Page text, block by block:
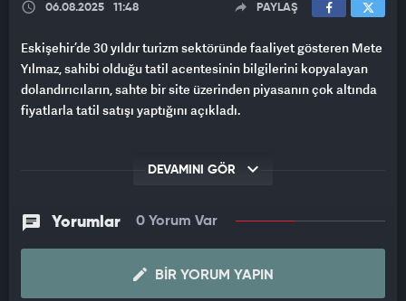
06.08.2025 11:48 PAYLAŞ
Eskişehir’de 30 yıldır turizm sektöründe faaliyet gösteren Mete
Yılmaz, sahibi olduğu tatil acentesinin bilgilerini kopyalayan
dolandırıcıların, sahte bir site üzerinden piyasanın çok altında
fiyatlarla tatil satışı yaptığını açıkladı.
DEVAMINI GÖR
Yorumlar 0 Yorum Var
BIR YORUM YAPIN